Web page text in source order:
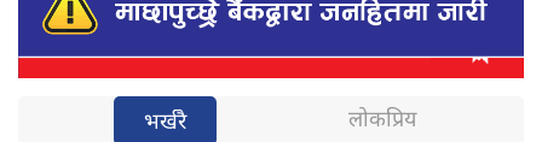
भर्खरै लोकप्रिय